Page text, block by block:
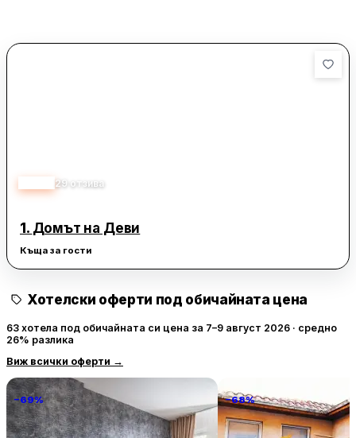
29 отзива
1. Домът на Деви
Къща за гости
Хотелски оферти под обичайната цена
63 хотела под обичайната си цена за 7–9 август 2026 · средно
26% разлика
Виж всички оферти →
−69% −68%